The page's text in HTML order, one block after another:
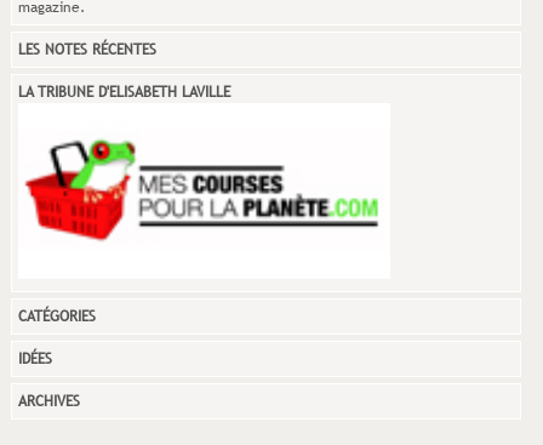
magazine.
LES NOTES RÉCENTES
LA TRIBUNE D'ELISABETH LAVILLE
CATÉGORIES
IDÉES
ARCHIVES